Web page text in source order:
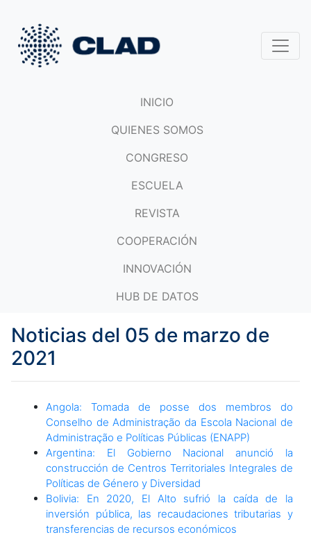
INICIO
QUIENES SOMOS
CONGRESO
ESCUELA
REVISTA
COOPERACIÓN
INNOVACIÓN
HUB DE DATOS
Noticias del 05 de marzo de
2021
Angola: Tomada de posse dos membros do
Conselho de Administração da Escola Nacional de
Administração e Políticas Públicas (ENAPP)
Argentina: El Gobierno Nacional anunció la
construcción de Centros Territoriales Integrales de
Políticas de Género y Diversidad
Bolivia: En 2020, El Alto sufrió la caída de la
inversión pública, las recaudaciones tributarias y
transferencias de recursos económicos